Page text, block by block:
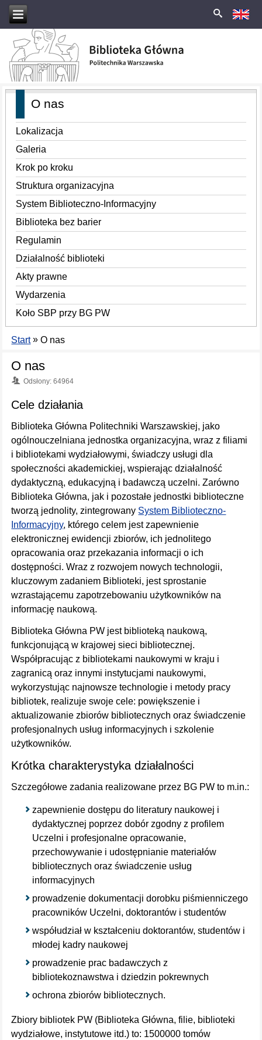
O nas
Lokalizacja
Galeria
Krok po kroku
Struktura organizacyjna
System Biblioteczno-Informacyjny
Biblioteka bez barier
Regulamin
Działalność biblioteki
Akty prawne
Wydarzenia
Koło SBP przy BG PW
Start»O nas
O nas
Odsłony: 64964
Cele działania
Biblioteka Główna Politechniki Warszawskiej, jako
ogólnouczelniana jednostka organizacyjna, wraz z filiami
i bibliotekami wydziałowymi, świadczy usługi dla
społeczności akademickiej, wspierając działalność
dydaktyczną, edukacyjną i badawczą uczelni. Zarówno
Biblioteka Główna, jak i pozostałe jednostki biblioteczne
tworzą jednolity, zintegrowany System Biblioteczno-
Informacyjny, którego celem jest zapewnienie
elektronicznej ewidencji zbiorów, ich jednolitego
opracowania oraz przekazania informacji o ich
dostępności. Wraz z rozwojem nowych technologii,
kluczowym zadaniem Biblioteki, jest sprostanie
wzrastającemu zapotrzebowaniu użytkowników na
informację naukową.
Biblioteka Główna PW jest biblioteką naukową,
funkcjonującą w krajowej sieci bibliotecznej.
Współpracując z bibliotekami naukowymi w kraju i
zagranicą oraz innymi instytucjami naukowymi,
wykorzystując najnowsze technologie i metody pracy
bibliotek, realizuje swoje cele: powiększenie i
aktualizowanie zbiorów bibliotecznych oraz świadczenie
profesjonalnych usług informacyjnych i szkolenie
użytkowników.
Krótka charakterystyka działalności
Szczegółowe zadania realizowane przez BG PW to m.in.:
zapewnienie dostępu do literatury naukowej i
dydaktycznej poprzez dobór zgodny z profilem
Uczelni i profesjonalne opracowanie,
przechowywanie i udostępnianie materiałów
bibliotecznych oraz świadczenie usług
informacyjnych
prowadzenie dokumentacji dorobku piśmienniczego
pracowników Uczelni, doktorantów i studentów
współudział w kształceniu doktorantów, studentów i
młodej kadry naukowej
prowadzenie prac badawczych z
bibliotekoznawstwa i dziedzin pokrewnych
ochrona zbiorów bibliotecznych.
Zbiory bibliotek PW (Biblioteka Główna, filie, biblioteki
wydziałowe, instytutowe itd.) to: 1500000 tomów